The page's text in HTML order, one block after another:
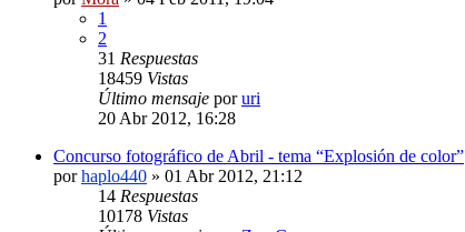
1
2
31 Respuestas
18459 Vistas
Último mensaje poruri
20 Abr 2012, 16:28
Concurso fotográfico de Abril - tema “Explosión de color”
porhaplo440 » 01 Abr 2012, 21:12
14 Respuestas
10178 Vistas